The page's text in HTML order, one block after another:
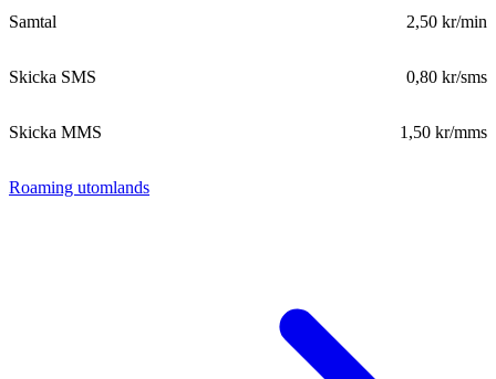
Samtal 2,50 kr/min
Skicka SMS 0,80 kr/sms
Skicka MMS 1,50 kr/mms
Roaming utomlands